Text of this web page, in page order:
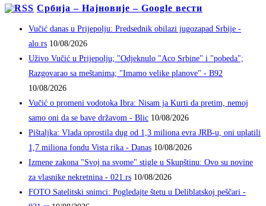
Србија – Најновије – Google вести
Vučić danas u Prijepolju: Predsednik obilazi jugozapad Srbije -
alo.rs 10/08/2026
Uživo Vučić u Prijepolju; "Odjeknulo "Aco Srbine" i "pobeda";
Razgovarao sa meštanima; "Imamo velike planove" - B92
10/08/2026
Vučić o promeni vodotoka Ibra: Nisam ja Kurti da pretim, nemoj
samo oni da se bave državom - Blic 10/08/2026
Pištaljka: Vlada oprostila dug od 1,3 miliona evra JRB-u, oni uplatili
1,7 miliona fondu Vista rika - Danas 10/08/2026
Izmene zakona "Svoj na svome" stigle u Skupštinu: Ovo su novine
za vlasnike nekretnina - 021.rs 10/08/2026
FOTO Satelitski snimci: Pogledajte štetu u Deliblatskoj peščari -